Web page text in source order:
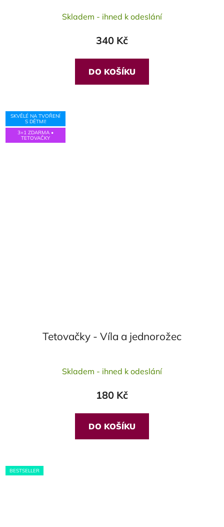
Skladem - ihned k odeslání
340 Kč
DO KOŠÍKU
SKVĚLÉ NA TVOŘENÍ
S DĚTMI!
3+1 ZDARMA •
TETOVAČKY
Tetovačky - Víla a jednorožec
Skladem - ihned k odeslání
180 Kč
DO KOŠÍKU
BESTSELLER